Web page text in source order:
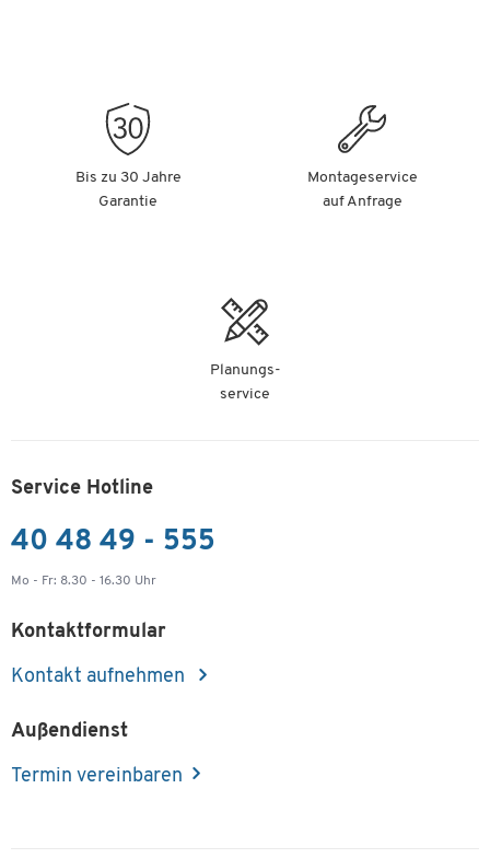
Bis zu 30 Jahre
Garantie
Montageservice
auf Anfrage
Planungs-
service
Service Hotline
40 48 49 - 555
Mo - Fr: 8.30 - 16.30 Uhr
Kontaktformular
Kontakt aufnehmen
Außendienst
Termin vereinbaren